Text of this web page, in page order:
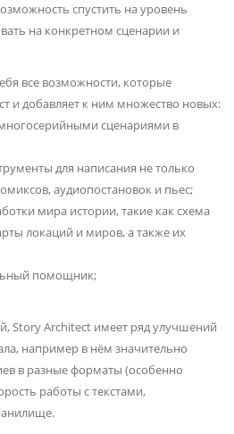
спустить на уровень
на конкретном сценарии и
все возможности, которые
и добавляет к ним множество новых:
сценариями в
для написания не только
аудиопостановок и пьес;
мира истории, такие как схема
локаций и миров, а также их
помощник;
Story Architect имеет ряд улучшений
например в нём значительно
в разные форматы (особенно
работы с текстами,